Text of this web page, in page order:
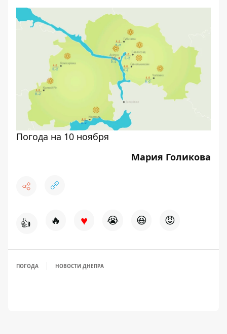
Погода на 10 ноября
Мария Голикова
👍 🔥 ♥ 😭 😆 😡
ПОГОДА НОВОСТИ ДНЕПРА